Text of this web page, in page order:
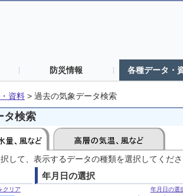
防災情報 各種データ・
資料 > 過去の気象データ検索
タ検索
して、表示するデータの種類を選択してくだ
クリア
年月日の選択
年月日の選